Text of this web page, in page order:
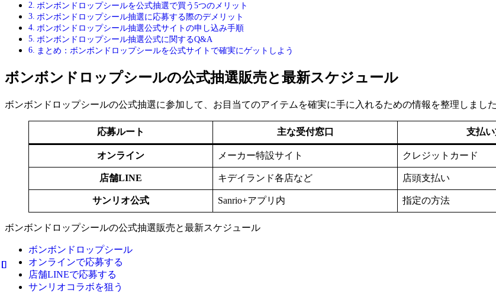
ボンボンドロップシールを公式抽選で買う5つのメリット
ボンボンドロップシール抽選に応募する際のデメリット
ボンボンドロップシール抽選公式サイトの申し込み手順
ボンボンドロップシール抽選公式に関するQ&A
まとめ：ボンボンドロップシールを公式サイトで確実にゲットしよう
ボンボンドロップシールの公式抽選販売と最新スケジュール
ボンボンドロップシールの公式抽選に参加して、お目当てのアイテムを確実に手に入れるための情報を整理しました
応募ルート 主な受付窓口 支払
オンライン メーカー特設サイト クレジットカード
店舗LINE キデイランド各店など 店頭支払い
サンリオ公式 Sanrio+アプリ内 指定の方法
ボンボンドロップシールの公式抽選販売と最新スケジュール
ボンボンドロップシール
オンラインで応募する
店舗LINEで応募する
サンリオコラボを狙う